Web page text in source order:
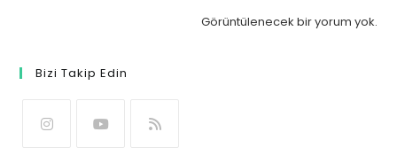
Görüntülenecek bir yorum yok.
Bizi Takip Edin